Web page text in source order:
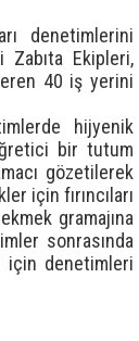
denetimlerini
Zabıta Ekipleri,
40 iş yerini
hijyenik
bir tutum
gözetilerek
için fırıncıları
gramajına
sonrasında
için denetimleri